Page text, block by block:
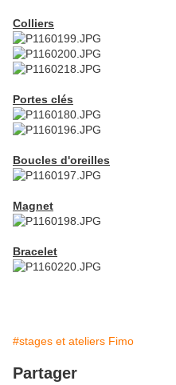
Colliers
Portes clés
Boucles d'oreilles
Magnet
Bracelet
#stages et ateliers Fimo
Partager